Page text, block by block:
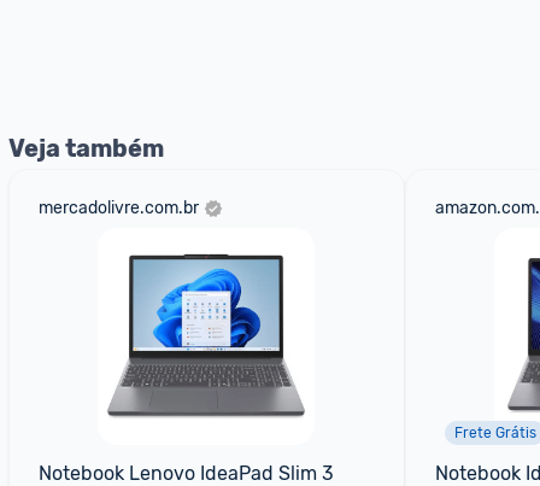
Veja também
mercadolivre.com.br
Notebook Lenovo IdeaPad Slim 3
Frete Grátis
Notebook